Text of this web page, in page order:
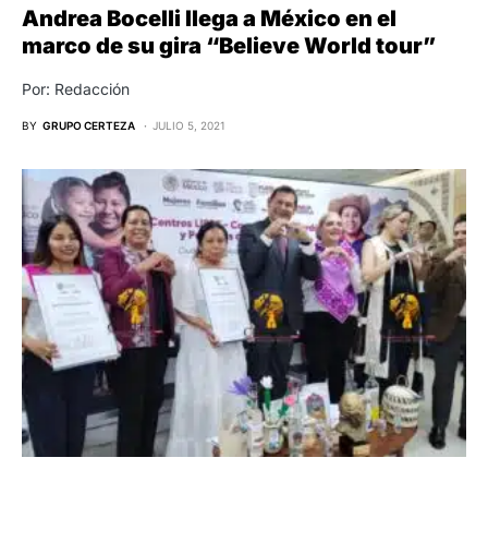
Andrea Bocelli llega a México en el
marco de su gira “Believe World tour”
Por: Redacción
BY GRUPO CERTEZA JULIO 5, 2021